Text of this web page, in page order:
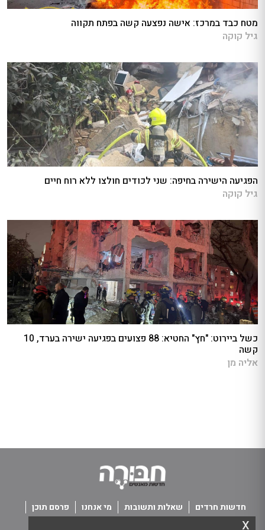
x
מטח כבד במרכז: אישה נפצעה קשה בפתח תקווה
גיל קוקה
הפגיעה הישירה בחיפה: שני לכודים חולצו ללא רוח חיים
גיל קוקה
כשל ביירוט: "חץ" החטיא: 88 פצועים בפגיעה ישירה בערד, 10
קשה
אליה מן
חדשות חרדים שאלות ותשובות מי אנחנו
פרסם תוכן